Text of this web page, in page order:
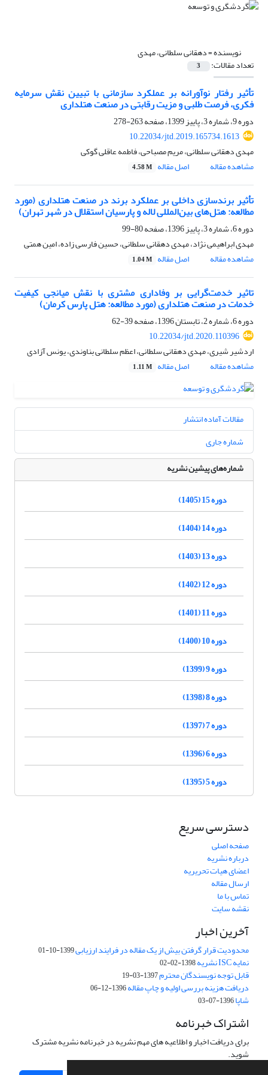
نویسنده =دهقانی سلطانی، مهدی
تعداد مقالات: 3
تأثیر رفتار نوآورانه بر عملکرد سازمانی با تبیین نقش سرمایه
فکری، فرصت طلبی و مزیت رقابتی در صنعت هتلداری
دوره 9، شماره 3، پاییز 1399، صفحه
263-278
10.22034/jtd.2019.165734.1613
مهدی دهقانی سلطانی، مریم مصباحی، فاطمه عاقلی گوکی
مشاهده مقاله
اصل مقاله 4.58 M
تأثیر برندسازی داخلی بر عملکرد برند در صنعت هتلداری (مورد
مطالعه: هتل‌های بین‌المللی لاله و پارسیان استقلال در شهر تهران)
دوره 6، شماره 3، پاییز 1396، صفحه
80-99
مهدی ابراهیمی نژاد، مهدی دهقانی سلطانی، حسین فارسی زاده، امین همتی
مشاهده مقاله
اصل مقاله 1.04 M
تاثیر خدمت‌گرایی بر وفاداری مشتری با نقش میانجی کیفیت
خدمات در صنعت هتلداری (مورد مطالعه: هتل پارس کرمان)
دوره 6، شماره 2، تابستان 1396، صفحه
39-62
10.22034/jtd.2020.110396
اردشیر شیری، مهدی دهقانی سلطانی، اعظم سلطانی بناوندی، یونس آزادی
مشاهده مقاله
اصل مقاله 1.11 M
مقالات آماده انتشار
شماره جاری
شماره‌های پیشین نشریه
دوره 15 (1405)
دوره 14 (1404)
دوره 13 (1403)
دوره 12 (1402)
دوره 11 (1401)
دوره 10 (1400)
دوره 9 (1399)
دوره 8 (1398)
دوره 7 (1397)
دوره 6 (1396)
دوره 5 (1395)
دسترسی سریع
صفحه اصلی
درباره نشریه
اعضای هیات تحریریه
ارسال مقاله
تماس با ما
نقشه سایت
آخرین اخبار
محدودیت قرار گرفتن بیش از یک مقاله در فرایند ارزیابی1399-10-01
نمایه ISC نشریه 1398-02-02
قابل توجه نویسندگان محترم1397-03-19
دریافت هزینه بررسی اولیه و چاپ مقاله1396-12-06
شاپا1396-07-03
اشتراک خبرنامه
برای دریافت اخبار و اطلاعیه های مهم نشریه در خبرنامه نشریه مشترک
شوید.